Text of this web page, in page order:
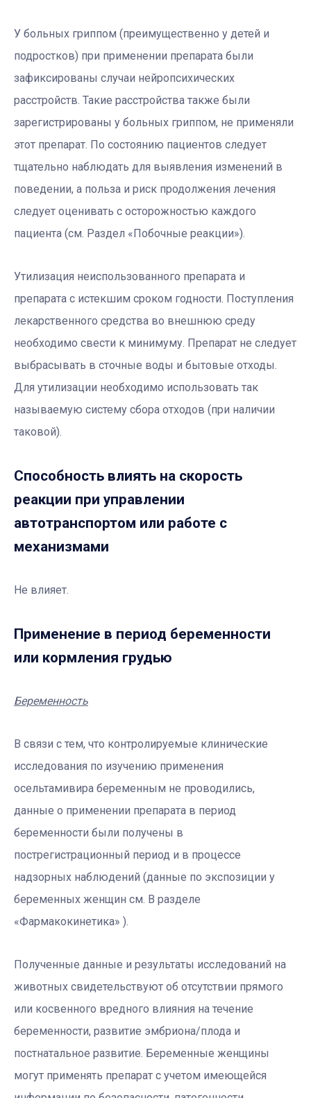
У больных гриппом (преимущественно у детей и
подростков) при применении препарата были
зафиксированы случаи нейропсихических
расстройств. Такие расстройства также были
зарегистрированы у больных гриппом, не применяли
этот препарат. По состоянию пациентов следует
тщательно наблюдать для выявления изменений в
поведении, а польза и риск продолжения лечения
следует оценивать с осторожностью каждого
пациента (см. Раздел «Побочные реакции»).
Утилизация неиспользованного препарата и
препарата с истекшим сроком годности. Поступления
лекарственного средства во внешнюю среду
необходимо свести к минимуму. Препарат не следует
выбрасывать в сточные воды и бытовые отходы.
Для утилизации необходимо использовать так
называемую систему сбора отходов (при наличии
таковой).
Способность влиять на скорость
реакции при управлении
автотранспортом или работе с
механизмами
Не влияет.
Применение в период беременности
или кормления грудью
Беременность
В связи с тем, что контролируемые клинические
исследования по изучению применения
осельтамивира беременным не проводились,
данные о применении препарата в период
беременности были получены в
пострегистрационный период и в процессе
надзорных наблюдений (данные по экспозиции у
беременных женщин см. В разделе
«Фармакокинетика» ).
Полученные данные и результаты исследований на
животных свидетельствуют об отсутствии прямого
или косвенного вредного влияния на течение
беременности, развитие эмбриона/плода и
постнатальное развитие. Беременные женщины
могут применять препарат с учетом имеющейся